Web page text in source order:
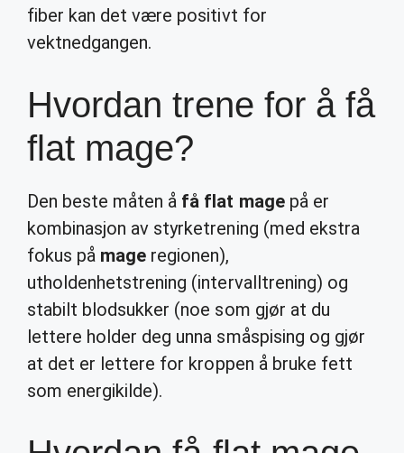
fiber kan det være positivt for
vektnedgangen.
Hvordan trene for å få
flat mage?
Den beste måten å få flat magepå er
kombinasjon av styrketrening (med ekstra
fokus på mage regionen),
utholdenhetstrening (intervalltrening) og
stabilt blodsukker (noe som gjør at du
lettere holder deg unna småspising og gjør
at det er lettere for kroppen å bruke fett
som energikilde).